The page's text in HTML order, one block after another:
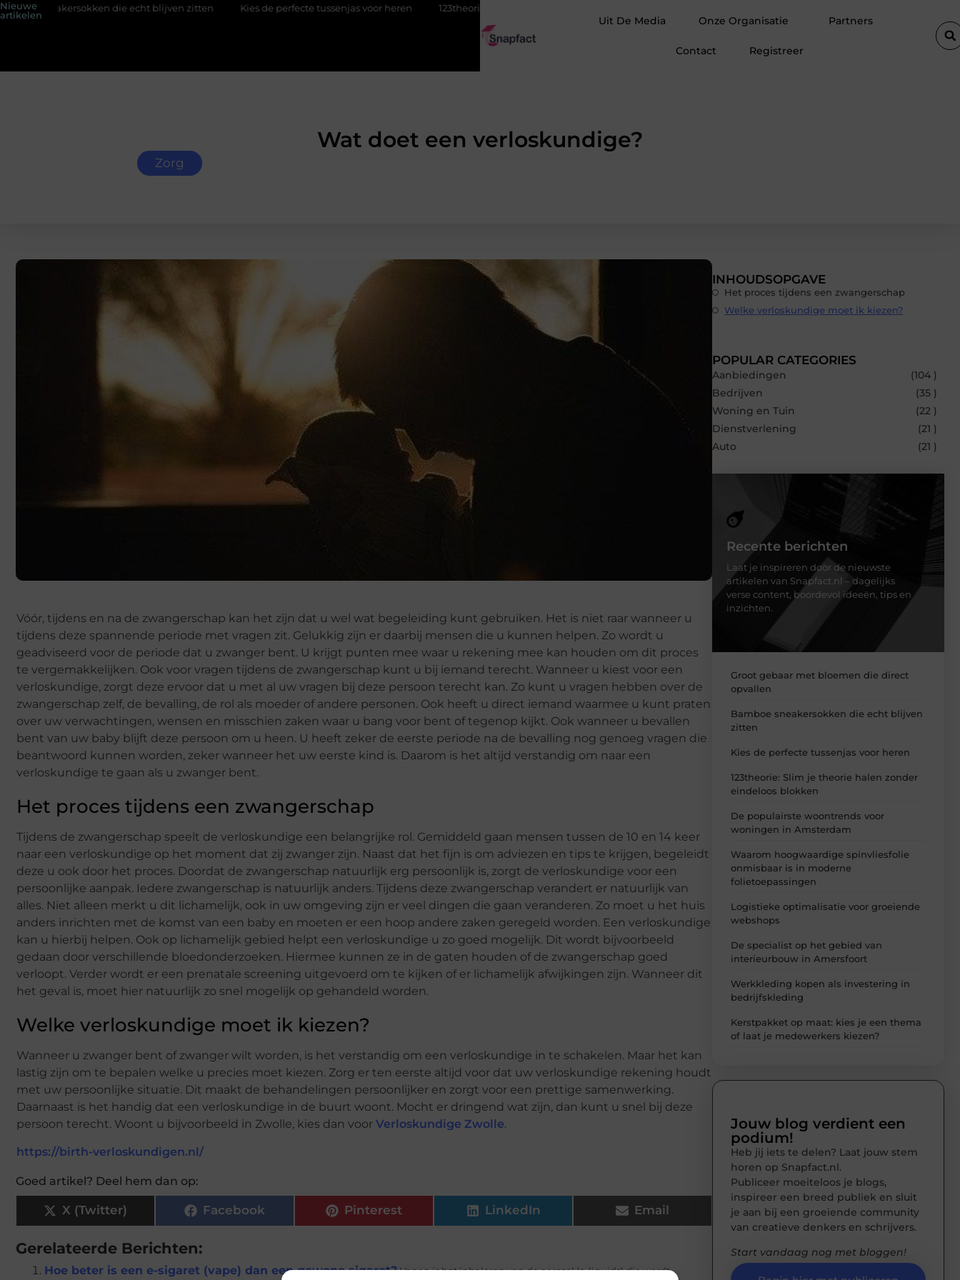
Nieuwe
artikelen
die echt blijven zitten Kies de perfecte tussenjas voor heren 123theorie: Slim je theorie halen zonder eindeloos blokken
Uit De Media Onze Organisatie Partners
Contact Registreer
Wat doet een verloskundige?
Zorg
Vóór, tijdens en na de zwangerschap kan het zijn dat u wel wat begeleiding kunt gebruiken. Het is niet raar wanneer u
tijdens deze spannende periode met vragen zit. Gelukkig zijn er daarbij mensen die u kunnen helpen. Zo wordt u
geadviseerd voor de periode dat u zwanger bent. U krijgt punten mee waar u rekening mee kan houden om dit proces
te vergemakkelijken. Ook voor vragen tijdens de zwangerschap kunt u bij iemand terecht. Wanneer u kiest voor een
verloskundige, zorgt deze ervoor dat u met al uw vragen bij deze persoon terecht kan. Zo kunt u vragen hebben over de
zwangerschap zelf, de bevalling, de rol als moeder of andere personen. Ook heeft u direct iemand waarmee u kunt praten
over uw verwachtingen, wensen en misschien zaken waar u bang voor bent of tegenop kijkt. Ook wanneer u bevallen
bent van uw baby blijft deze persoon om u heen. U heeft zeker de eerste periode na de bevalling nog genoeg vragen die
beantwoord kunnen worden, zeker wanneer het uw eerste kind is. Daarom is het altijd verstandig om naar een
verloskundige te gaan als u zwanger bent.
Het proces tijdens een zwangerschap
Tijdens de zwangerschap speelt de verloskundige een belangrijke rol. Gemiddeld gaan mensen tussen de 10 en 14 keer
naar een verloskundige op het moment dat zij zwanger zijn. Naast dat het fijn is om adviezen en tips te krijgen, begeleidt
deze u ook door het proces. Doordat de zwangerschap natuurlijk erg persoonlijk is, zorgt de verloskundige voor een
persoonlijke aanpak. Iedere zwangerschap is natuurlijk anders. Tijdens deze zwangerschap verandert er natuurlijk van
alles. Niet alleen merkt u dit lichamelijk, ook in uw omgeving zijn er veel dingen die gaan veranderen. Zo moet u het huis
anders inrichten met de komst van een baby en moeten er een hoop andere zaken geregeld worden. Een verloskundige
kan u hierbij helpen. Ook op lichamelijk gebied helpt een verloskundige u zo goed mogelijk. Dit wordt bijvoorbeeld
gedaan door verschillende bloedonderzoeken. Hiermee kunnen ze in de gaten houden of de zwangerschap goed
verloopt. Verder wordt er een prenatale screening uitgevoerd om te kijken of er lichamelijk afwijkingen zijn. Wanneer dit
het geval is, moet hier natuurlijk zo snel mogelijk op gehandeld worden.
Welke verloskundige moet ik kiezen?
Wanneer u zwanger bent of zwanger wilt worden, is het verstandig om een verloskundige in te schakelen. Maar het kan
lastig zijn om te bepalen welke u precies moet kiezen. Zorg er ten eerste altijd voor dat uw verloskundige rekening houdt
met uw persoonlijke situatie. Dit maakt de behandelingen persoonlijker en zorgt voor een prettige samenwerking.
Daarnaast is het handig dat een verloskundige in de buurt woont. Mocht er dringend wat zijn, dan kunt u snel bij deze
persoon terecht. Woont u bijvoorbeeld in Zwolle, kies dan voor Verloskundige Zwolle.
https://birth-verloskundigen.nl/
Goed artikel? Deel hem dan op:
X (Twitter) Facebook Pinterest LinkedIn Email
Gerelateerde Berichten:
Hoe beter is een e-sigaret (vape) dan een gewone sigaret? Vapen is het inhaleren van de aerosol (e-liquids) die wordt
INHOUDSOPGAVE
Het proces tijdens een zwangerschap
Welke verloskundige moet ik kiezen?
POPULAR CATEGORIES
Aanbiedingen
(104 )
Bedrijven
(35 )
Woning en Tuin
(22 )
Dienstverlening
(21 )
Auto
(21 )
Recente berichten
Laat je inspireren door de nieuwste
artikelen van Snapfact.nl – dagelijks
verse content, boordevol ideeën, tips en
inzichten.
Groot gebaar met bloemen die direct
opvallen
Bamboe sneakersokken die echt blijven
zitten
Kies de perfecte tussenjas voor heren
123theorie: Slim je theorie halen zonder
eindeloos blokken
De populairste woontrends voor
woningen in Amsterdam
Waarom hoogwaardige spinvliesfolie
onmisbaar is in moderne
folietoepassingen
Logistieke optimalisatie voor groeiende
webshops
De specialist op het gebied van
interieurbouw in Amersfoort
Werkkleding kopen als investering in
bedrijfskleding
Kerstpakket op maat: kies je een thema
of laat je medewerkers kiezen?
Jouw blog verdient een
podium!
Heb jij iets te delen? Laat jouw stem
horen op Snapfact.nl.
Publiceer moeiteloos je blogs,
inspireer een breed publiek en sluit
je aan bij een groeiende community
van creatieve denkers en schrijvers.
Start vandaag nog met bloggen!